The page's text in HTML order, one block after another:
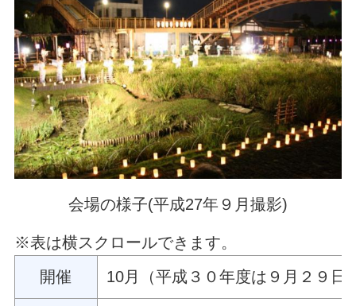
会場の様子(平成27年９月撮影)
※表は横スクロールできます。
開催
10月（平成３０年度は９月２９日